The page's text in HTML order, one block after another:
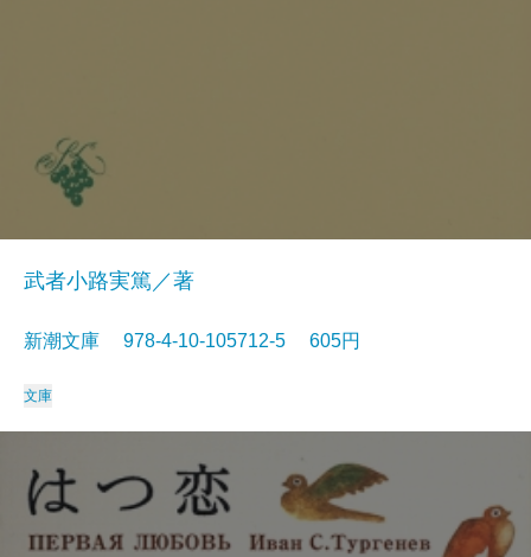
武者小路実篤／著
新潮文庫 978-4-10-105712-5 605円
文庫